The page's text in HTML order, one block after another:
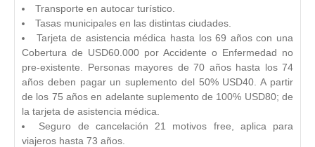
Transporte en autocar turístico.
Tasas municipales en las distintas ciudades.
Tarjeta de asistencia médica hasta los 69 años con una
Cobertura de USD60.000 por Accidente o Enfermedad no
pre-existente. Personas mayores de 70 años hasta los 74
años deben pagar un suplemento del 50% USD40. A partir
de los 75 años en adelante suplemento de 100% USD80; de
la tarjeta de asistencia médica.
Seguro de cancelación 21 motivos free, aplica para
viajeros hasta 73 años.